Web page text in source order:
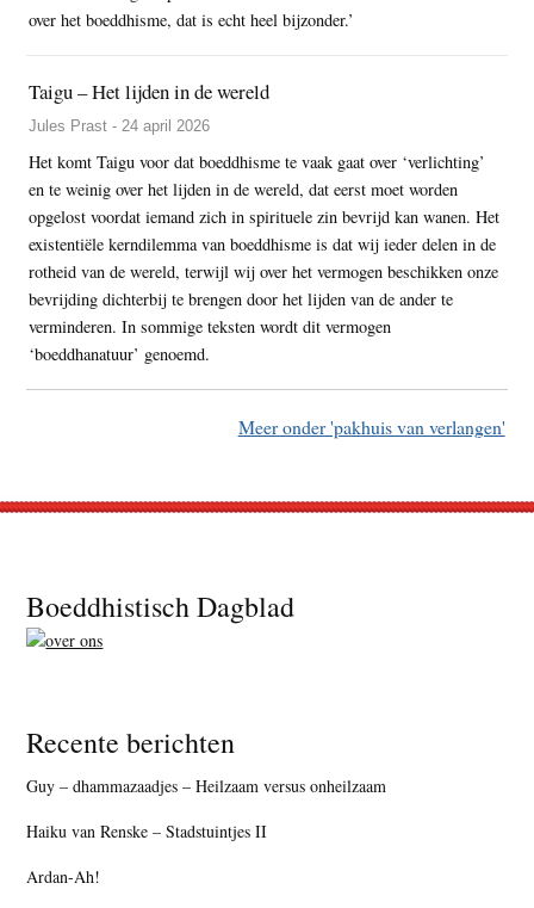
over het boeddhisme, dat is echt heel bijzonder.’
Taigu – Het lijden in de wereld
Jules Prast - 24 april 2026
Het komt Taigu voor dat boeddhisme te vaak gaat over ‘verlichting’
en te weinig over het lijden in de wereld, dat eerst moet worden
opgelost voordat iemand zich in spirituele zin bevrijd kan wanen. Het
existentiële kerndilemma van boeddhisme is dat wij ieder delen in de
rotheid van de wereld, terwijl wij over het vermogen beschikken onze
bevrijding dichterbij te brengen door het lijden van de ander te
verminderen. In sommige teksten wordt dit vermogen
‘boeddhanatuur’ genoemd.
Meer onder 'pakhuis van verlangen'
Footer
Boeddhistisch Dagblad
Recente berichten
Guy – dhammazaadjes – Heilzaam versus onheilzaam
Haiku van Renske – Stadstuintjes II
Ardan-Ah!